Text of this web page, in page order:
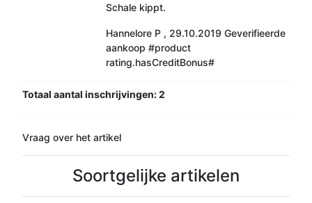
Schale kippt.
Hannelore P , 29.10.2019 Geverifieerde
aankoop #product
rating.hasCreditBonus#
Totaal aantal inschrijvingen: 2
Vraag over het artikel
Soortgelijke artikelen